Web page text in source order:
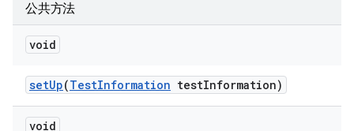
公共方法
void
setUp(TestInformation testInformation)
void